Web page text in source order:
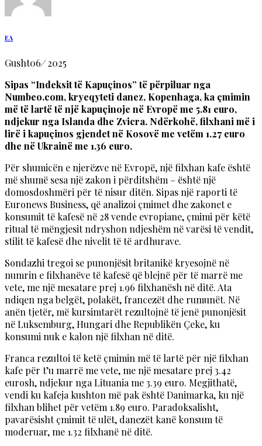
EA
Gusht06/2025
Sipas “Indeksit të Kapuçinos” të përpiluar nga
Numbeo.com, kryeqyteti danez, Kopenhaga, ka çmimin
më të lartë të një kapuçinoje në Evropë me 5.81 euro,
ndjekur nga Islanda dhe Zvicra. Ndërkohë, filxhani më i
lirë i kapuçinos gjendet në Kosovë me vetëm 1.27 euro
dhe në Ukrainë me 1.36 euro.
Për shumicën e njerëzve në Evropë, një filxhan kafe është
më shumë sesa një zakon i përditshëm – është një
domosdoshmëri për të nisur ditën. Sipas një raporti të
Euronews Business, që analizoi çmimet dhe zakonet e
konsumit të kafesë në 28 vende evropiane, çmimi për këtë
ritual të mëngjesit ndryshon ndjeshëm në varësi të vendit,
stilit të kafesë dhe nivelit të të ardhurave.
Sondazhi tregoi se punonjësit britanikë kryesojnë në
numrin e filxhanëve të kafesë që blejnë për të marrë me
vete, me një mesatare prej 1.96 filxhanësh në ditë. Ata
ndiqen nga belgët, polakët, francezët dhe rumunët. Në
anën tjetër, më kursimtarët rezultojnë të jenë punonjësit
në Luksemburg, Hungari dhe Republikën Çeke, ku
konsumi nuk e kalon një filxhan në ditë.
Franca rezultoi të ketë çmimin më të lartë për një filxhan
kafe për t’u marrë me vete, me një mesatare prej 3.42
eurosh, ndjekur nga Lituania me 3.39 euro. Megjithatë,
vendi ku kafeja kushton më pak është Danimarka, ku një
filxhan blihet për vetëm 1.89 euro. Paradoksalisht,
pavarësisht çmimit të ulët, danezët kanë konsum të
moderuar, me 1.32 filxhanë në ditë.